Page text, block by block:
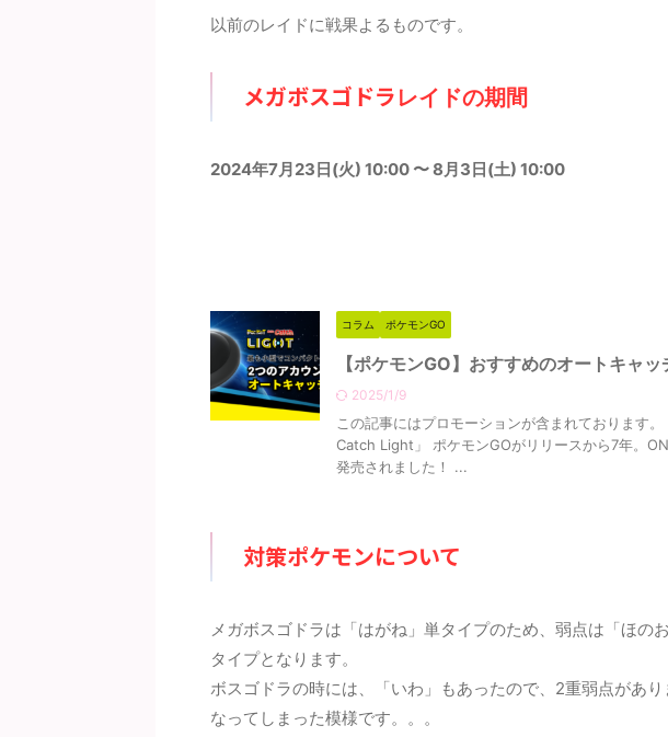
以前のレイドに戦果よるものです。
メガボスゴドラ レイドの期間
2024年7月23日(火) 10:00 〜 8月3日(土) 10:00
コラム ポケモンGO
【ポケモンGO】おすすめのオートキャ
2025/1/9
この記事にはプロモーションが含まれております
Catch Light」 ポケモンGOがリリースから7年。
発売されました！ ...
対策ポケモンについて
メガボスゴドラは「はがね」単タイプのため、弱点は「ほの
タイプとなります。
ボスゴドラの時には、「いわ」もあったので、2重弱点があ
なってしまった模様です。。。